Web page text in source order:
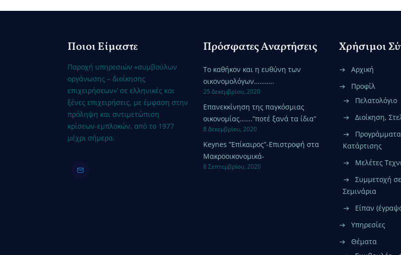
Ποιοι Είμαστε
Παροχή υπηρεσιών «συμβούλων
οργάνωσης – διοίκησης
επιχειρήσεων»’ σε ελληνικές και
ξένες επιχειρήσεις, με έμφαση στην
πρόληψη και αντιμετώπιση
κρίσεων-εμπλοκών, από το 1977
μέχρι σήμερα.
Πρόσφατες Αναρτήσεις
Το καθήκον και η ευθύνη των
οικονομολόγων………..
25 Δεκεμβρίου, 2020
Επανεκκίνηση της παγκόσμιας
οικονομίας…….”ποτέ ξανά τα ίδια”
8 Δεκεμβρίου, 2020
Keynes ”Επίκαιρος”-Επιστροφή στα
Μακροοικονομικά-
8 Σεπτεμβρίου, 2020
Χρήσιμοι
Αρχική
Προφίλ
Πελατολόγιο
Διοίκηση,
Κατάρτισης
Μελέτες
Συμμετοχή
Σεμινάρια
Είπαν
Υπηρεσίες
Θέματα